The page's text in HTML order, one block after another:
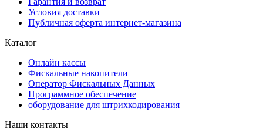
Условия доставки
Публичная оферта интернет-магазина
Каталог
Онлайн кассы
Фискальные накопители
Оператор Фискальных Данных
Программное обеспечение
оборудование для штрихкодирования
Наши контакты